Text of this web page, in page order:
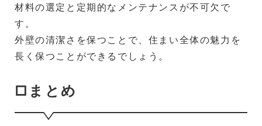
材料の選定と定期的なメンテナンスが不可欠で
す。
外壁の清潔さを保つことで、住まい全体の魅力を
長く保つことができるでしょう。
□まとめ